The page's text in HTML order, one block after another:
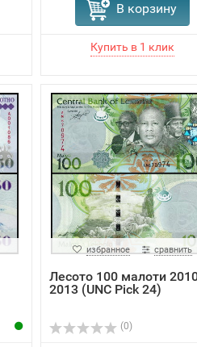
В корзину
избранное сравнить
Лесото 100 малоти
2013 (UNC Pick 24)
(0)